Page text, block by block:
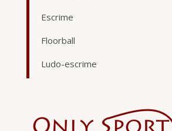
Escrime
Floorball
Ludo-escrime